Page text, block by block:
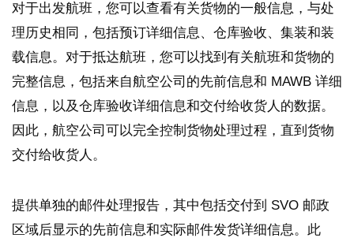
对于出发航班，您可以查看有关货物的一般信息，与处
理历史相同，包括预订详细信息、仓库验收、集装和装
载信息。对于抵达航班，您可以找到有关航班和货物的
完整信息，包括来自航空公司的先前信息和 MAWB 详细
信息，以及仓库验收详细信息和交付给收货人的数据。
因此，航空公司可以完全控制货物处理过程，直到货物
交付给收货人。
提供单独的邮件处理报告，其中包括交付到 SVO 邮政
区域后显示的先前信息和实际邮件发货详细信息。此